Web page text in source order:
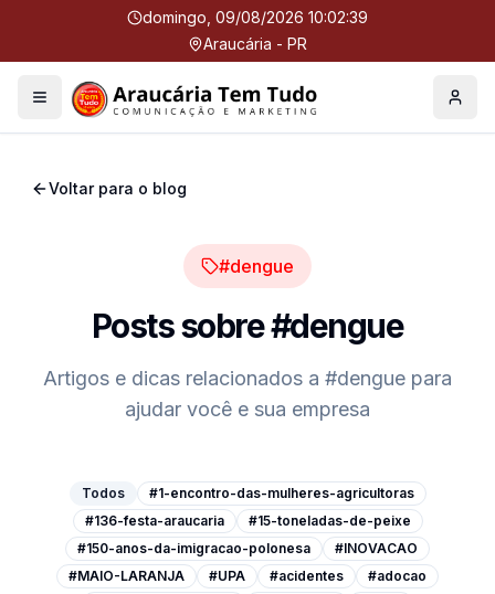
domingo, 09/08/2026 10:02:40
Araucária - PR
Menu Perfil
Voltar para o blog
#dengue
Posts sobre#dengue
Artigos e dicas relacionados a #dengue para
ajudar você e sua empresa
Todos
#1-encontro-das-mulheres-agricultoras
#136-festa-araucaria
#15-toneladas-de-peixe
#150-anos-da-imigracao-polonesa
#INOVACAO
#MAIO-LARANJA
#UPA #acidentes
#adocao